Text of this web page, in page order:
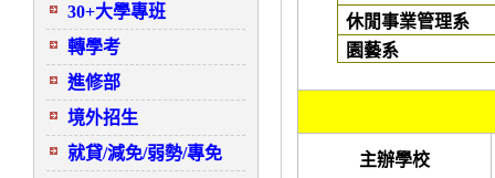
30+大學專班
轉學考
進修部
境外招生
就貸/減免/弱勢/專免
休閒事業管理系
園藝系
主辦學校